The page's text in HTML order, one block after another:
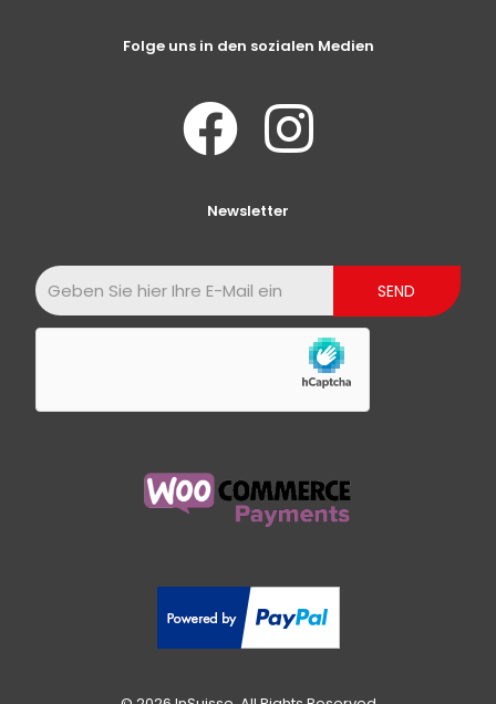
Folge uns in den sozialen Medien
Newsletter